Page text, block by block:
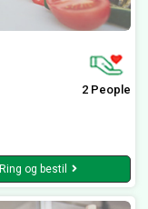
2 People
Ring og bestil